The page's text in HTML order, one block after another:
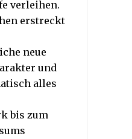
verleihen.
erstreckt
neue
und
alles
bis zum